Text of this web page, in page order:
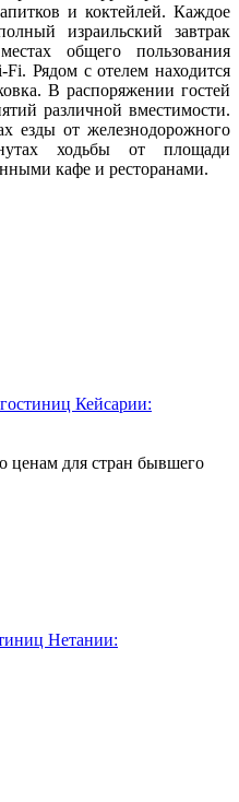
и коктейлей. Каждое
израильский завтрак
общего пользования
Fi. Рядом с отелем находится
В распоряжении гостей
различной вместимости.
езды от железнодорожного
ходьбы от площади
кафе и ресторанами.
Кейсарии:
ценам для стран бывшего
Нетании: